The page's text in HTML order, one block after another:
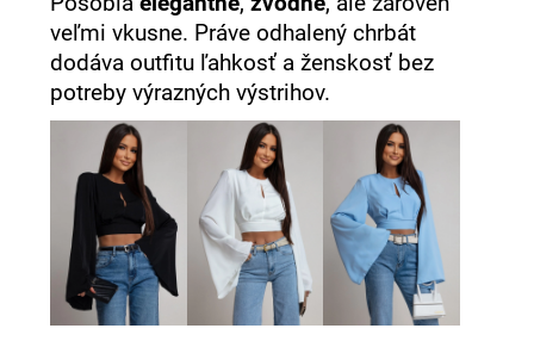
veľmi vkusne. Práve odhalený chrbát
dodáva outfitu ľahkosť a ženskosť bez
potreby výrazných výstrihov.